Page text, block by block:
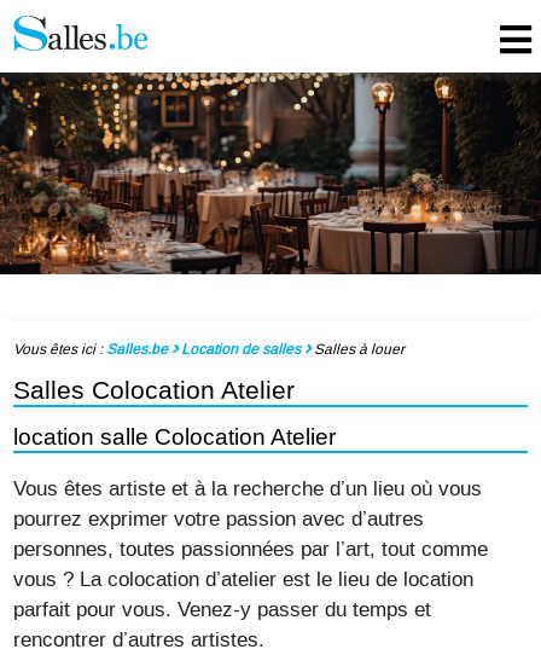
Vous êtes ici : Salles.be Location de salles Salles à louer
Salles Colocation Atelier
location salle Colocation Atelier
Vous êtes artiste et à la recherche d’un lieu où vous
pourrez exprimer votre passion avec d’autres
personnes, toutes passionnées par l’art, tout comme
vous ? La colocation d’atelier est le lieu de location
parfait pour vous. Venez-y passer du temps et
rencontrer d’autres artistes.